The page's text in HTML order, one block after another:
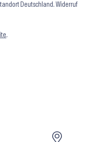
Deutschland. Widerruf
.